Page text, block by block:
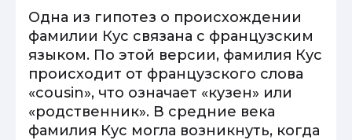
Одна из гипотез о происхождении
фамилии Кус связана с французским
языком. По этой версии, фамилия Кус
происходит от французского слова
«cousin», что означает «кузен» или
«родственник». В средние века
фамилия Кус могла возникнуть, когда